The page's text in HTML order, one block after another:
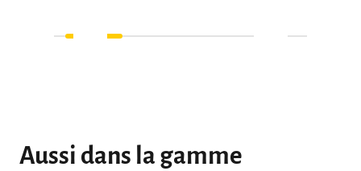
Aussi dans la gamme